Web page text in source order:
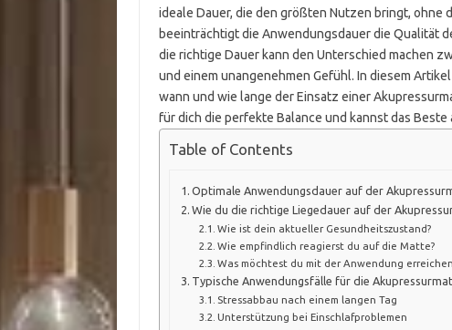
ideale Dauer, die den größten Nutzen bringt, ohne
beeinträchtigt die Anwendungsdauer die Qualität
die richtige Dauer kann den Unterschied machen
und einem unangenehmen Gefühl. In diesem
wann und wie lange der Einsatz einer
für dich die perfekte Balance und kannst das
Table of Contents
Optimale Anwendungsdauer auf der
Wie du die richtige Liegedauer auf der
Wie ist dein aktueller Gesundheitszustand?
Wie empfindlich reagierst du auf die Matte?
Was möchtest du mit der Anwendung
Typische Anwendungsfälle für die
Stressabbau nach einem langen Tag
Unterstützung bei Einschlafproblemen